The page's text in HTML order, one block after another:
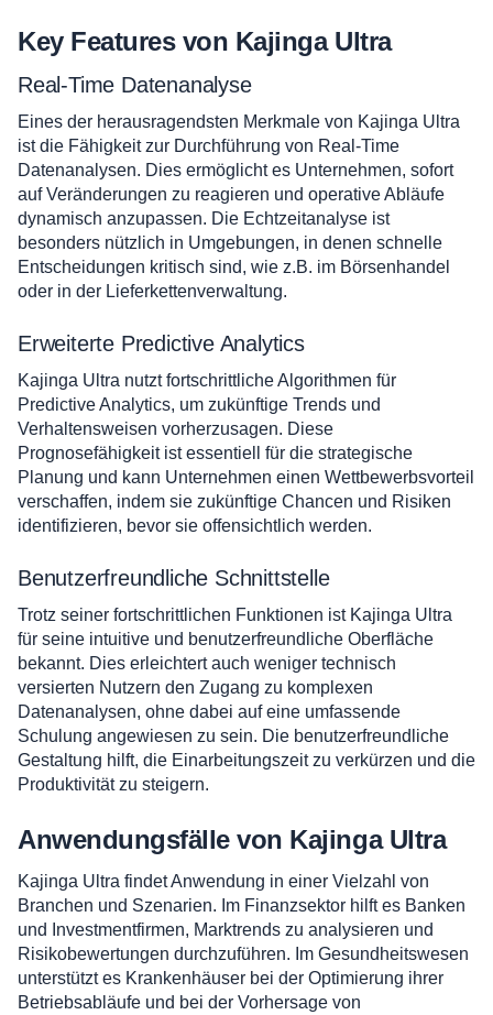
Key Features von Kajinga Ultra
Real-Time Datenanalyse
Eines der herausragendsten Merkmale von Kajinga Ultra
ist die Fähigkeit zur Durchführung von Real-Time
Datenanalysen. Dies ermöglicht es Unternehmen, sofort
auf Veränderungen zu reagieren und operative Abläufe
dynamisch anzupassen. Die Echtzeitanalyse ist
besonders nützlich in Umgebungen, in denen schnelle
Entscheidungen kritisch sind, wie z.B. im Börsenhandel
oder in der Lieferkettenverwaltung.
Erweiterte Predictive Analytics
Kajinga Ultra nutzt fortschrittliche Algorithmen für
Predictive Analytics, um zukünftige Trends und
Verhaltensweisen vorherzusagen. Diese
Prognosefähigkeit ist essentiell für die strategische
Planung und kann Unternehmen einen Wettbewerbsvorteil
verschaffen, indem sie zukünftige Chancen und Risiken
identifizieren, bevor sie offensichtlich werden.
Benutzerfreundliche Schnittstelle
Trotz seiner fortschrittlichen Funktionen ist Kajinga Ultra
für seine intuitive und benutzerfreundliche Oberfläche
bekannt. Dies erleichtert auch weniger technisch
versierten Nutzern den Zugang zu komplexen
Datenanalysen, ohne dabei auf eine umfassende
Schulung angewiesen zu sein. Die benutzerfreundliche
Gestaltung hilft, die Einarbeitungszeit zu verkürzen und die
Produktivität zu steigern.
Anwendungsfälle von Kajinga Ultra
Kajinga Ultra findet Anwendung in einer Vielzahl von
Branchen und Szenarien. Im Finanzsektor hilft es Banken
und Investmentfirmen, Marktrends zu analysieren und
Risikobewertungen durchzuführen. Im Gesundheitswesen
unterstützt es Krankenhäuser bei der Optimierung ihrer
Betriebsabläufe und bei der Vorhersage von